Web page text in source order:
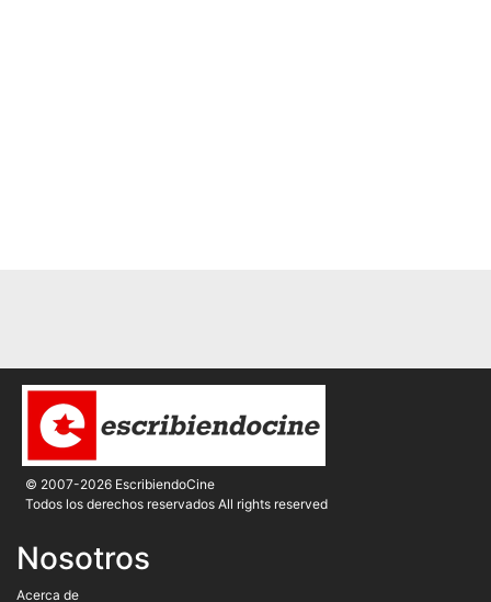
© 2007-2026 EscribiendoCine
Todos los derechos reservados All rights reserved
Nosotros
Acerca de